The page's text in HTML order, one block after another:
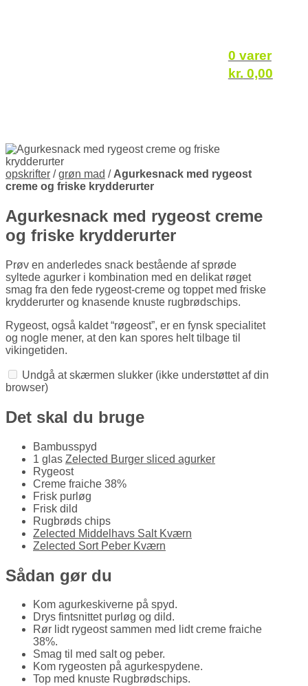
0 varer
kr. 0,00
opskrifter /grøn mad / Agurkesnack med rygeost
creme og friske krydderurter
Agurkesnack med rygeost creme
og friske krydderurter
Prøv en anderledes snack bestående af sprøde
syltede agurker i kombination med en delikat røget
smag fra den fede rygeost-creme og toppet med friske
krydderurter og knasende knuste rugbrødschips.
Rygeost, også kaldet “røgeost”, er en fynsk specialitet
og nogle mener, at den kan spores helt tilbage til
vikingetiden.
Undgå at skærmen slukker (ikke understøttet af din
browser)
Det skal du bruge
Bambusspyd
1 glas Zelected Burger sliced agurker
Rygeost
Creme fraiche 38%
Frisk purløg
Frisk dild
Rugbrøds chips
Zelected Middelhavs Salt Kværn
Zelected Sort Peber Kværn
Sådan gør du
Kom agurkeskiverne på spyd.
Drys fintsnittet purløg og dild.
Rør lidt rygeost sammen med lidt creme fraiche
38%.
Smag til med salt og peber.
Kom rygeosten på agurkespydene.
Top med knuste Rugbrødschips.